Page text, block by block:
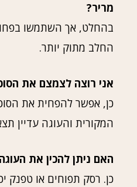
מריר?
בהחלט, אך השתמשו
החלב מתוק יותר.
אני רוצה לצמצם את
המקורית והעוגה עדיין
האם ניתן להכין את
כן. רסק תפוחים או טפנק